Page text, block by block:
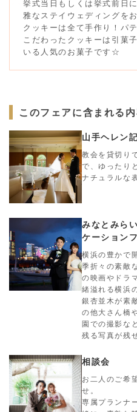
挙式当日もしくは挙式前日
雅なステイウェディングを
クッキーは全て手作り！パ
こだわったクッキーは引菓
いる人気のお菓子です☆
このフェアに含まれる
山手ヘレン
教会を貸切り
で、ゆったり
ナチュラルな
みなとみら
ケーション
横浜の豊かで
季折々の素敵
の映画やドラ
緒溢れる横浜
銀杏並木が素
の他大さん橋
園での撮影な
残る写真が残
相談会
お二人のご希
せ。
専属プランナ